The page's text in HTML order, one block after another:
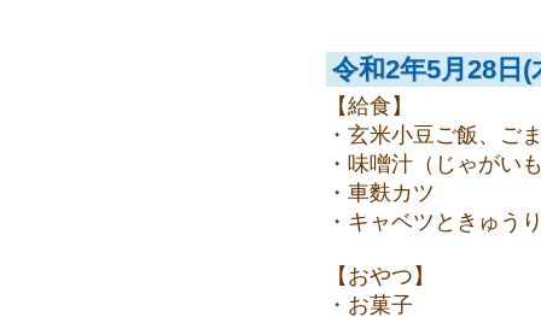
令和2年5月28日(
【給食】
・玄米小豆ご飯、ご
・味噌汁（じゃがい
・車麩カツ
・キャベツときゅう
【おやつ】
・お菓子